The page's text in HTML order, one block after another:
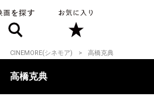
CINEMORE(シネモア) 高橋克典
高橋克典